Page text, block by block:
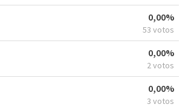
0,00%
53 votos
0,00%
2 votos
0,00%
3 votos